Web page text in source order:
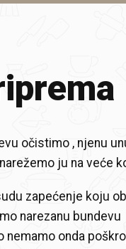
očistimo , njenu
ju na veće
zapećenje koju
narezanu
nemamo onda